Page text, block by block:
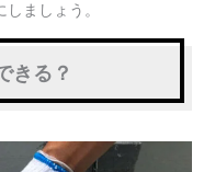
ましょう。
きる？